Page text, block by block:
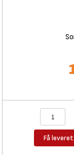
Få leveret